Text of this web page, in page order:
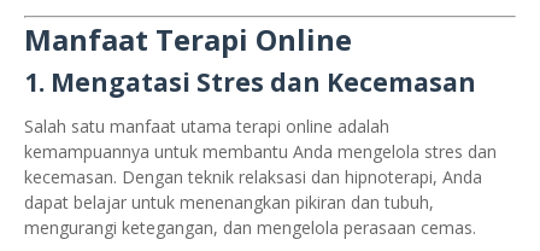
Manfaat Terapi Online
1. Mengatasi Stres dan Kecemasan
Salah satu manfaat utama terapi online adalah
kemampuannya untuk membantu Anda mengelola stres dan
kecemasan. Dengan teknik relaksasi dan hipnoterapi, Anda
dapat belajar untuk menenangkan pikiran dan tubuh,
mengurangi ketegangan, dan mengelola perasaan cemas.